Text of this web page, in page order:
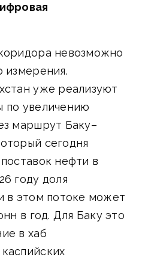
невозможно
измерения.
уже реализуют
по увеличению
маршрут Баку–
сегодня
нефти в
году доля
в этом потоке может
в год. Для Баку это
в хаб